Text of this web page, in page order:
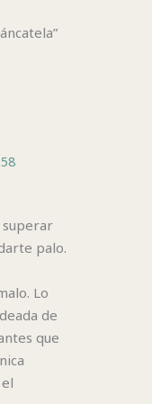
superar
palo.
Lo
de
que